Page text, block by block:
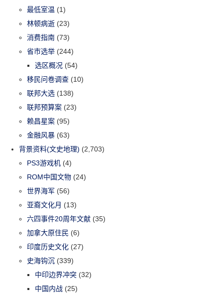
最低室温 (1)
林顿病逝 (23)
消费指南 (73)
省市选举 (244)
选区概况 (54)
移民问卷调查 (10)
联邦大选 (138)
联邦预算案 (23)
赖昌星案 (95)
金融风暴 (63)
背景资料(文史地理) (2,703)
PS3游戏机 (4)
ROM中国文物 (24)
世界海军 (56)
亚裔文化月 (13)
六四事件20周年文献 (35)
加拿大原住民 (6)
印度历史文化 (27)
史海钩沉 (339)
中印边界冲突 (32)
中国内战 (25)